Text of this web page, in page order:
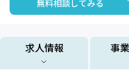
無料相談してみる
求人情報 事